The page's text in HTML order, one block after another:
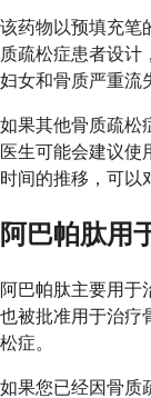
该药物以预填充笔
质疏松症患者设计
妇女和骨质严重流
如果其他骨质疏松
医生可能会建议使
时间的推移，可以
阿巴帕肽用
阿巴帕肽主要用于
也被批准用于治疗
松症。
如果您已经因骨质